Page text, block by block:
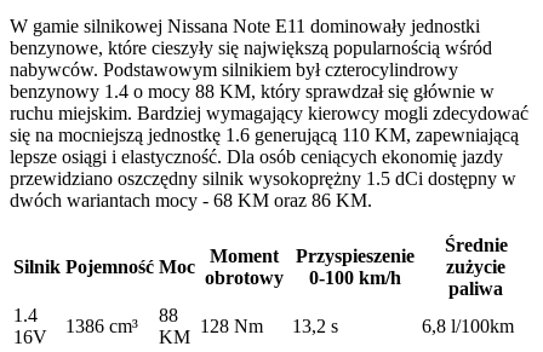
W gamie silnikowej Nissana Note E11 dominowały jednostki
benzynowe, które cieszyły się największą popularnością wśród
nabywców. Podstawowym silnikiem był czterocylindrowy
benzynowy 1.4 o mocy 88 KM, który sprawdzał się głównie w
ruchu miejskim. Bardziej wymagający kierowcy mogli zdecydować
się na mocniejszą jednostkę 1.6 generującą 110 KM, zapewniającą
lepsze osiągi i elastyczność. Dla osób ceniących ekonomię jazdy
przewidziano oszczędny silnik wysokoprężny 1.5 dCi dostępny w
dwóch wariantach mocy - 68 KM oraz 86 KM.
Silnik Pojemność Moc
Moment
obrotowy
Przyspieszenie
0-100 km/h
Średnie
zużycie
paliwa
1.4
16V
1386 cm³
88
KM
128 Nm 13,2 s
6,8 l/100km